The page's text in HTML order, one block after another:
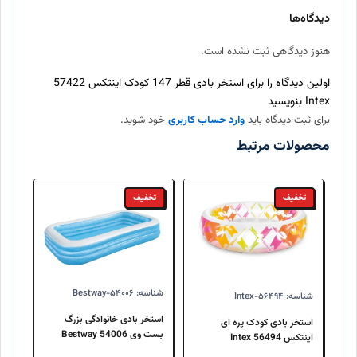
بله، تمامی محصولات موجود در اینتکس مستقیماً از برندهای معتبر
ارسال سفارش چند روز طول میکشد؟
آیا امکان بازگرداندن کالا وجود دارد؟
دیدگاه‌ها
هنوز دیدگاهی ثبت نشده است.
اولین دیدگاه را برای استخر بادی قطر 147 کودک اینتکس 57422
Intex بنویسید
برای ثبت دیدگاه بایدوارد حساب کاربریخود شوید.
محصولات مرتبط
تخفیف
شناسه: Intex-۵۶۴۹۴
استخر بادی کودک پره ای
اینتکس 56494 Intex
تخفیف
شناسه: Bestway-۵۴۰۰۶
استخر بادی خانوادگی بزرگ
بست وی 54006 Bestway